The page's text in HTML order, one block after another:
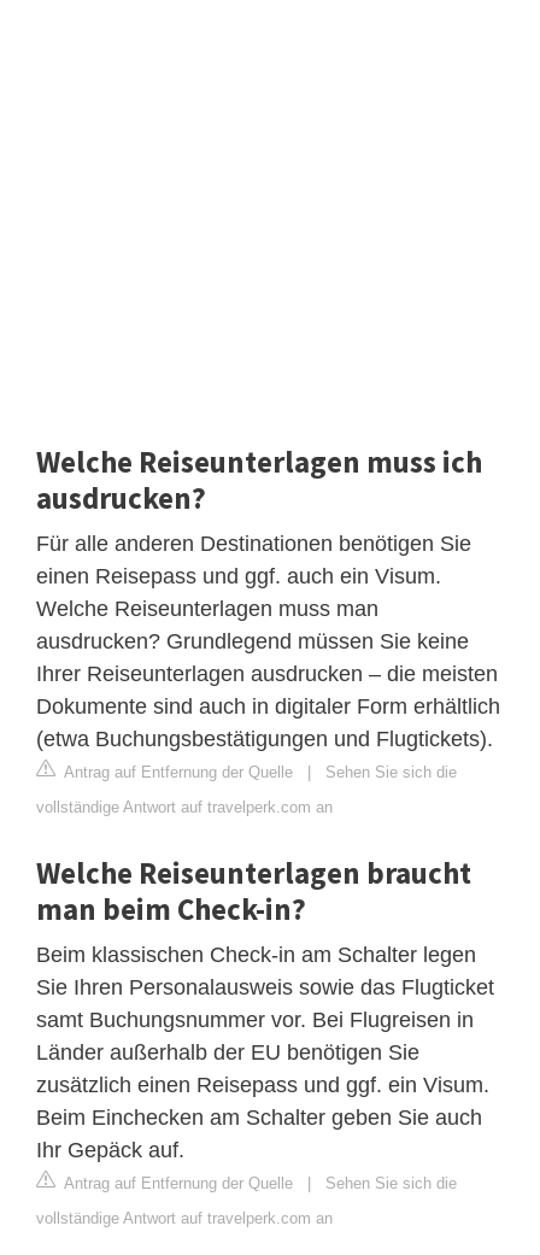
Welche Reiseunterlagen muss ich
ausdrucken?
Für alle anderen Destinationen benötigen Sie
einen Reisepass und ggf. auch ein Visum.
Welche Reiseunterlagen muss man
ausdrucken? Grundlegend müssen Sie keine
Ihrer Reiseunterlagen ausdrucken – die meisten
Dokumente sind auch in digitaler Form erhältlich
(etwa Buchungsbestätigungen und Flugtickets).
Antrag auf Entfernung der Quelle | Sehen Sie sich die
vollständige Antwort auf travelperk.com an
Welche Reiseunterlagen braucht
man beim Check-in?
Beim klassischen Check-in am Schalter legen
Sie Ihren Personalausweis sowie das Flugticket
samt Buchungsnummer vor. Bei Flugreisen in
Länder außerhalb der EU benötigen Sie
zusätzlich einen Reisepass und ggf. ein Visum.
Beim Einchecken am Schalter geben Sie auch
Ihr Gepäck auf.
Antrag auf Entfernung der Quelle | Sehen Sie sich die
vollständige Antwort auf travelperk.com an